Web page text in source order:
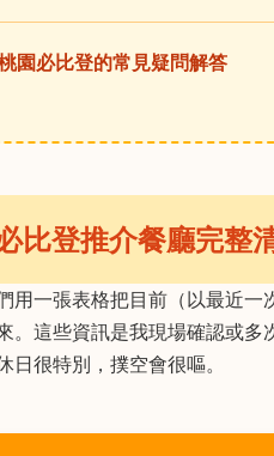
園必比登的常見疑問解答
比登推介餐廳完整
用一張表格把目前（以最近
。這些資訊是我現場確認或
日很特別，撲空會很嘔。